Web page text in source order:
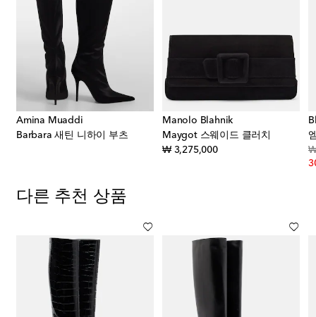
Amina Muaddi
Barbara 새틴 니하이 부츠
Manolo Blahnik
Maygot 스웨이드 클러치
₩ 3,275,000original price
₩
다른 추천 상품